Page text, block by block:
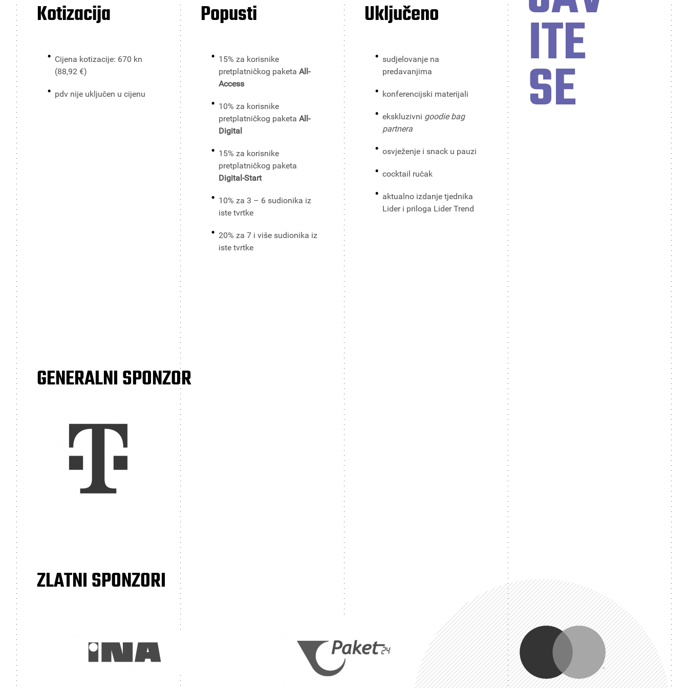
Kotizacija
Cijena kotizacije: 670 kn
(88,92 €)
pdv nije uključen u cijenu
Popusti
15% za korisnike
pretplatničkog paketa All-
Access
10% za korisnike
pretplatničkog paketa All-
Digital
15% za korisnike
pretplatničkog paketa
Digital-Start
10% za 3 – 6 sudionika iz
iste tvrtke
20% za 7 i više sudionika iz
iste tvrtke
Uključeno
sudjelovanje na
predavanjima
konferencijski materijali
ekskluzivni goodie bag
partnera
osvježenje i snack u pauzi
cocktail ručak
aktualno izdanje tjednika
Lider i priloga Lider Trend
ITE
SE
GENERALNI SPONZOR
ZLATNI SPONZORI